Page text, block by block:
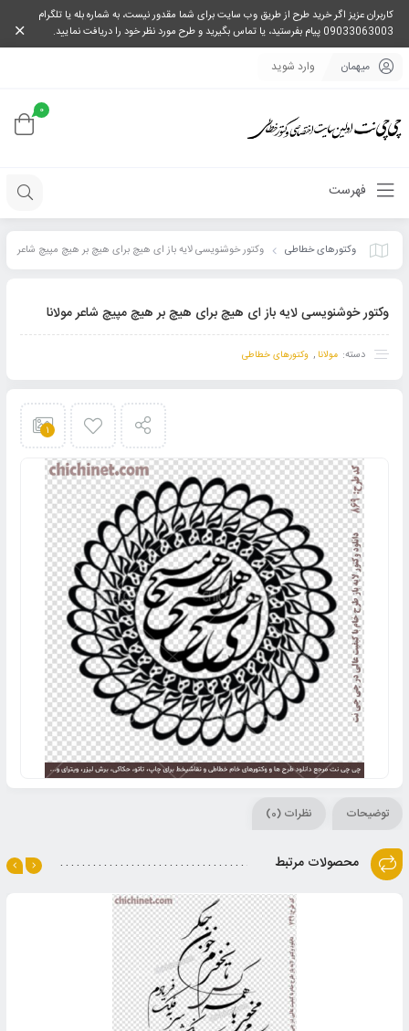
کاربران عزیز اگر خرید طرح از طریق وب سایت برای شما مقدور نیست، به شماره بله یا تلگرام
09033063003 پیام بفرستید، یا تماس بگیرید و طرح مورد نظر خود را دریافت نمایید.
میهمان وارد شوید
0
فهرست
وکتورهای خطاطی وکتور خوشنویسی لایه باز ای هیچ برای هیچ بر هیچ مپیچ شاعر
وکتور خوشنویسی لایه باز ای هیچ برای هیچ بر هیچ مپیچ شاعر مولانا
دسته: مولانا , وکتورهای خطاطی
1
توضیحات نظرات (0)
محصولات مرتبط